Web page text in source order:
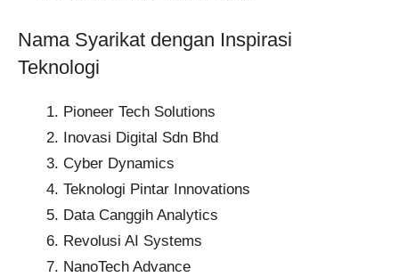
Nama Syarikat dengan Inspirasi
Teknologi
Pioneer Tech Solutions​
Inovasi Digital Sdn Bhd​
Cyber Dynamics​
Teknologi Pintar Innovations​
Data Canggih Analytics​
Revolusi AI Systems​
NanoTech Advance​